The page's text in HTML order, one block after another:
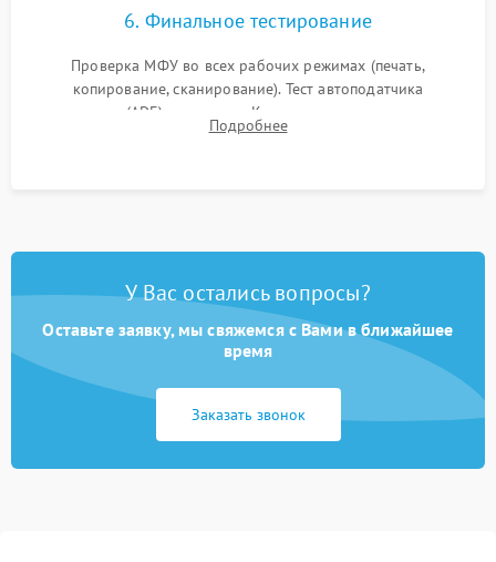
6. Финальное тестирование
Проверка МФУ во всех рабочих режимах (печать,
копирование, сканирование). Тест автоподатчика
документов (ADF) и дуплекса. Контроль качества отпечатка
на отсутствие серого фона, полос и надежность запекания
Подробнее
У Вас остались вопросы?
Оставьте заявку, мы свяжемся с Вами в ближайшее
время
Заказать звонок